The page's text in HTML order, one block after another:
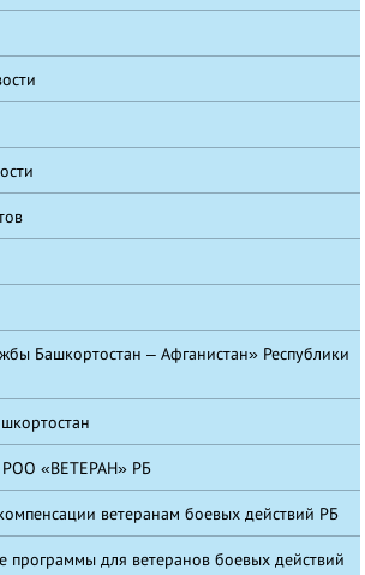
Башкортостан – Афганистан» Республики
РОО «ВЕТЕРАН» РБ
ветеранам боевых действий РБ
для ветеранов боевых действий